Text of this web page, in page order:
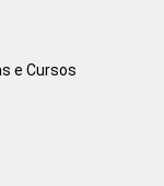
e Cursos